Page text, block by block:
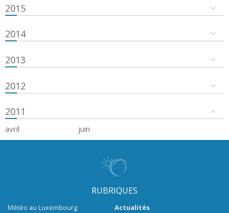
2015
2014
2013
2012
2011
avril juin
RUBRIQUES
Météo au Luxembourg
Actualités